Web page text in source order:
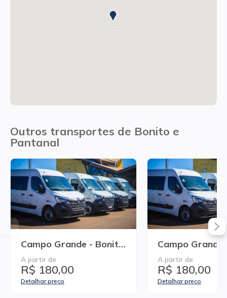
--
Outros transportes de Bonito e
Pantanal
Campo Grande - Bonito Regular
A partir de
R$ 180,00
Detalhar preço
A partir de
R$ 180,00
Detalhar preço